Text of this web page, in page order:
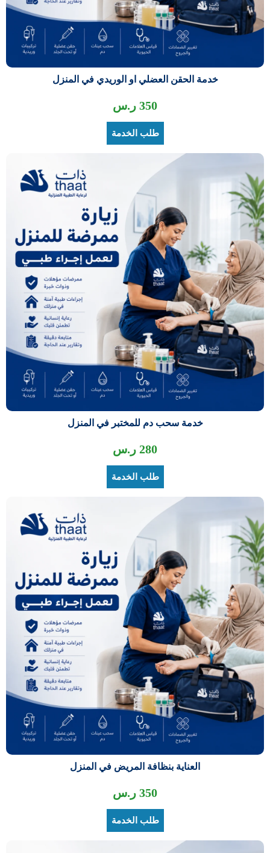
خدمة الحقن العضلي او الوريدي في المنزل
350 ر.س
طلب الخدمة
خدمة سحب دم للمختبر في المنزل
280 ر.س
طلب الخدمة
العناية بنظافة المريض في المنزل
350 ر.س
طلب الخدمة